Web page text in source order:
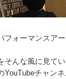
フォーマンスア
そんな風に見て
YouTubeチャン